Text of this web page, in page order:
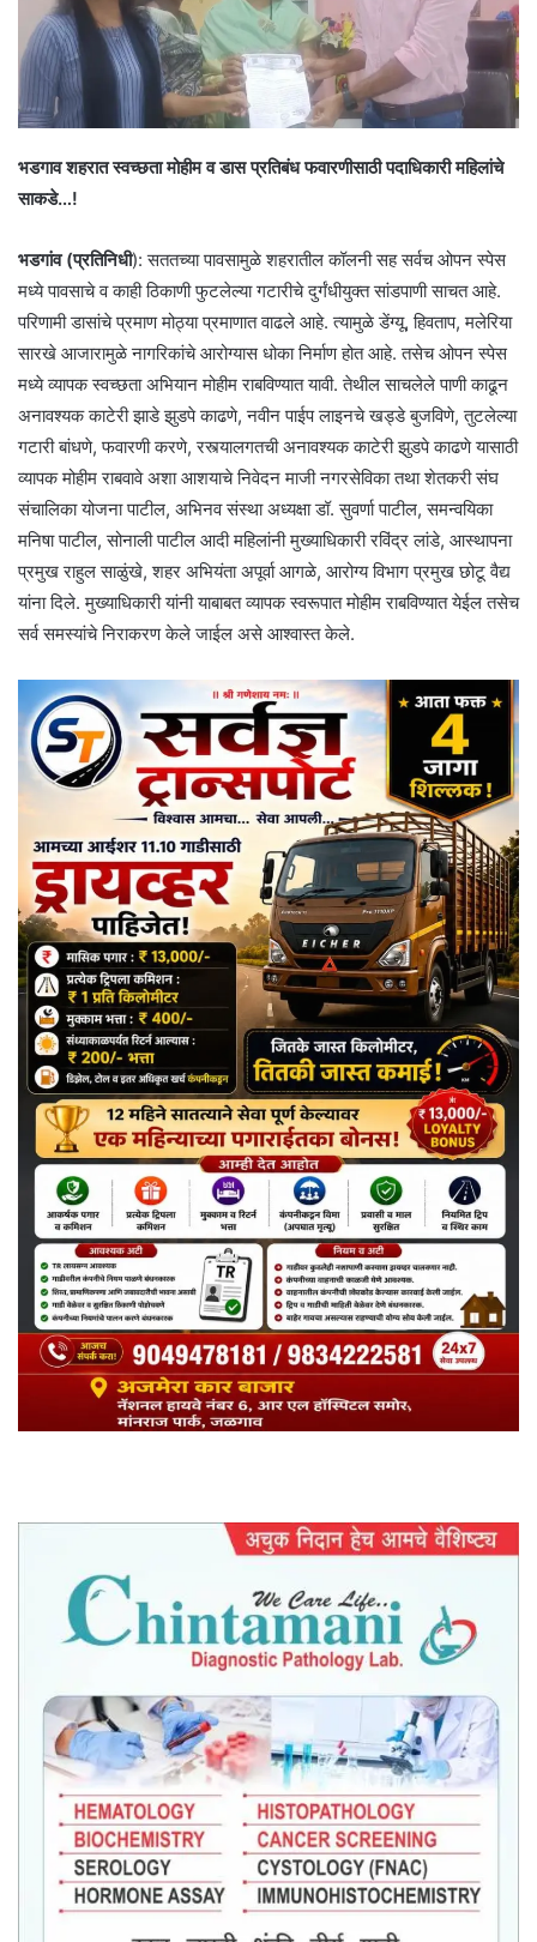
भडगाव शहरात स्वच्छता मोहीम व डास प्रतिबंध फवारणीसाठी पदाधिकारी महिलांचे
साकडे…!
भडगांव (प्रतिनिधी): सततच्या पावसामुळे शहरातील कॉलनी सह सर्वच ओपन स्पेस
मध्ये पावसाचे व काही ठिकाणी फुटलेल्या गटारीचे दुर्गंधीयुक्त सांडपाणी साचत आहे.
परिणामी डासांचे प्रमाण मोठ्या प्रमाणात वाढले आहे. त्यामुळे डेंग्यू, हिवताप, मलेरिया
सारखे आजारामुळे नागरिकांचे आरोग्यास धोका निर्माण होत आहे. तसेच ओपन स्पेस
मध्ये व्यापक स्वच्छता अभियान मोहीम राबविण्यात यावी. तेथील साचलेले पाणी काढून
अनावश्यक काटेरी झाडे झुडपे काढणे, नवीन पाईप लाइनचे खड्डे बुजविणे, तुटलेल्या
गटारी बांधणे, फवारणी करणे, रस्त्यालगतची अनावश्यक काटेरी झुडपे काढणे यासाठी
व्यापक मोहीम राबवावे अशा आशयाचे निवेदन माजी नगरसेविका तथा शेतकरी संघ
संचालिका योजना पाटील, अभिनव संस्था अध्यक्षा डॉ. सुवर्णा पाटील, समन्वयिका
मनिषा पाटील, सोनाली पाटील आदी महिलांनी मुख्याधिकारी रविंद्र लांडे, आस्थापना
प्रमुख राहुल साळुंखे, शहर अभियंता अपूर्वा आगळे, आरोग्य विभाग प्रमुख छोटू वैद्य
यांना दिले. मुख्याधिकारी यांनी याबाबत व्यापक स्वरूपात मोहीम राबविण्यात येईल तसेच
सर्व समस्यांचे निराकरण केले जाईल असे आश्वास्त केले.